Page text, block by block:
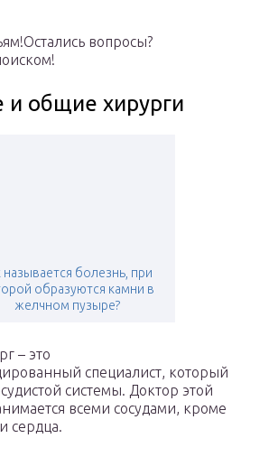
вопросы?
и общие хирурги
называется болезнь, при
образуются камни в
желчном пузыре?
– это
специалист, который
системы. Доктор этой
всеми сосудами, кроме
сердца.